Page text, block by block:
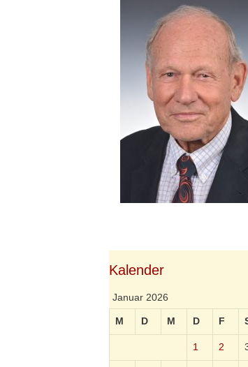
Kalender
Januar 2026
M D M D F
1 2